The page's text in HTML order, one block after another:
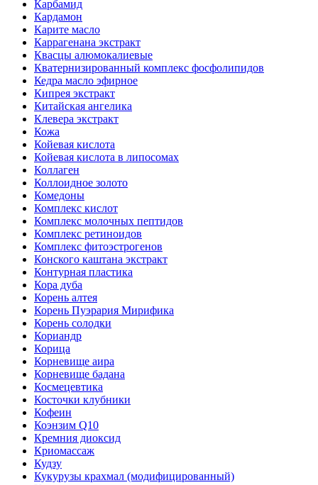
Карбамид
Кардамон
Карите масло
Каррагенана экстракт
Квасцы алюмокалиевые
Кватернизированный комплекс фосфолипидов
Кедра масло эфирное
Кипрея экстракт
Китайская ангелика
Клевера экстракт
Кожа
Койевая кислота
Койевая кислота в липосомах
Коллаген
Коллоидное золото
Комедоны
Комплекс кислот
Комплекс молочных пептидов
Комплекс ретиноидов
Комплекс фитоэстрогенов
Конского каштана экстракт
Контурная пластика
Кора дуба
Корень алтея
Корень Пуэрария Мирифика
Корень солодки
Кориандр
Корица
Корневище аира
Корневище бадана
Космецевтика
Косточки клубники
Кофеин
Коэнзим Q10
Кремния диоксид
Криомассаж
Кудзу
Кукурузы крахмал (модифицированный)